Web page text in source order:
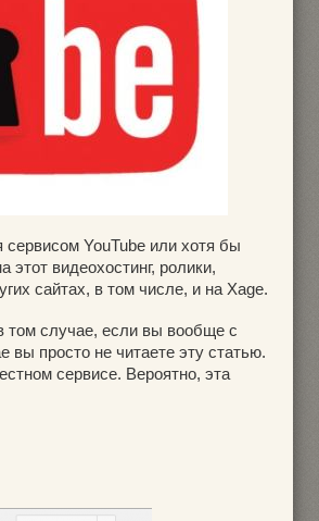
YouTube или хотя бы
видеохостинг, ролики,
сайтах, в том числе, и на Xage.
том случае, если вы вообще с
вы просто не читаете эту статью.
сервисе. Вероятно, эта